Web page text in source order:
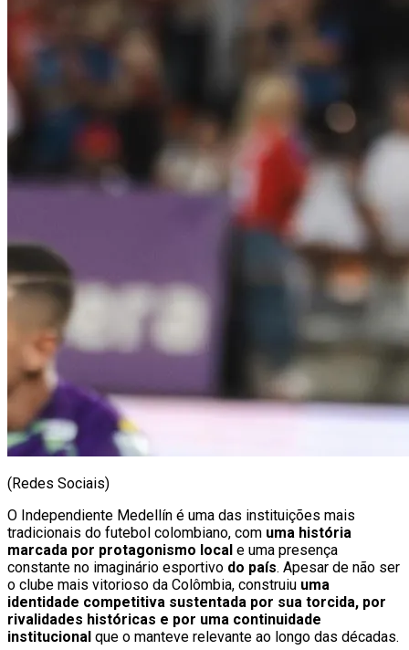
(Redes Sociais)
O Independiente Medellín é uma das instituições mais
tradicionais do futebol colombiano, com uma história
marcada por protagonismo local e uma presença
constante no imaginário esportivo do país. Apesar de não ser
o clube mais vitorioso da Colômbia, construiu uma
identidade competitiva sustentada por sua torcida, por
rivalidades históricas e por uma continuidade
institucional que o manteve relevante ao longo das décadas.